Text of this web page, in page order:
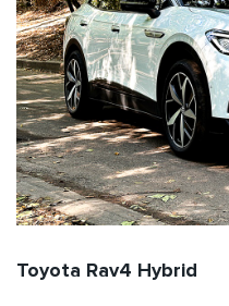
Toyota Rav4 Hybrid